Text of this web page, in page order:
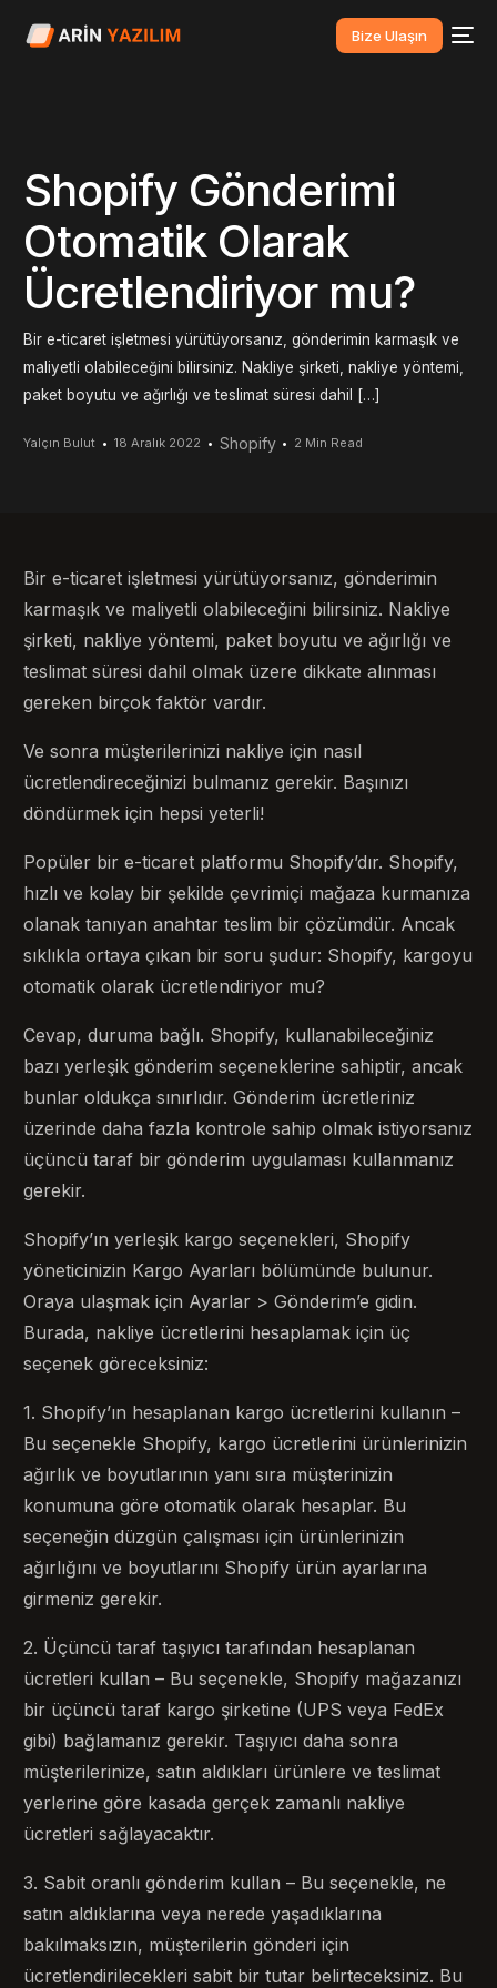
Bize Ulaşın
Shopify Gönderimi
Otomatik Olarak
Ücretlendiriyor mu?
Bir e-ticaret işletmesi yürütüyorsanız, gönderimin karmaşık ve
maliyetli olabileceğini bilirsiniz. Nakliye şirketi, nakliye yöntemi,
paket boyutu ve ağırlığı ve teslimat süresi dahil […]
Yalçın Bulut 18 Aralık 2022 Shopify 2 Min Read
Bir e-ticaret işletmesi yürütüyorsanız, gönderimin
karmaşık ve maliyetli olabileceğini bilirsiniz. Nakliye
şirketi, nakliye yöntemi, paket boyutu ve ağırlığı ve
teslimat süresi dahil olmak üzere dikkate alınması
gereken birçok faktör vardır.
Ve sonra müşterilerinizi nakliye için nasıl
ücretlendireceğinizi bulmanız gerekir. Başınızı
döndürmek için hepsi yeterli!
Popüler bir e-ticaret platformu Shopify’dır. Shopify,
hızlı ve kolay bir şekilde çevrimiçi mağaza kurmanıza
olanak tanıyan anahtar teslim bir çözümdür. Ancak
sıklıkla ortaya çıkan bir soru şudur: Shopify, kargoyu
otomatik olarak ücretlendiriyor mu?
Cevap, duruma bağlı. Shopify, kullanabileceğiniz
bazı yerleşik gönderim seçeneklerine sahiptir, ancak
bunlar oldukça sınırlıdır. Gönderim ücretleriniz
üzerinde daha fazla kontrole sahip olmak istiyorsanız
üçüncü taraf bir gönderim uygulaması kullanmanız
gerekir.
Shopify’ın yerleşik kargo seçenekleri, Shopify
yöneticinizin Kargo Ayarları bölümünde bulunur.
Oraya ulaşmak için Ayarlar > Gönderim’e gidin.
Burada, nakliye ücretlerini hesaplamak için üç
seçenek göreceksiniz:
1. Shopify’ın hesaplanan kargo ücretlerini kullanın –
Bu seçenekle Shopify, kargo ücretlerini ürünlerinizin
ağırlık ve boyutlarının yanı sıra müşterinizin
konumuna göre otomatik olarak hesaplar. Bu
seçeneğin düzgün çalışması için ürünlerinizin
ağırlığını ve boyutlarını Shopify ürün ayarlarına
girmeniz gerekir.
2. Üçüncü taraf taşıyıcı tarafından hesaplanan
ücretleri kullan – Bu seçenekle, Shopify mağazanızı
bir üçüncü taraf kargo şirketine (UPS veya FedEx
gibi) bağlamanız gerekir. Taşıyıcı daha sonra
müşterilerinize, satın aldıkları ürünlere ve teslimat
yerlerine göre kasada gerçek zamanlı nakliye
ücretleri sağlayacaktır.
3. Sabit oranlı gönderim kullan – Bu seçenekle, ne
satın aldıklarına veya nerede yaşadıklarına
bakılmaksızın, müşterilerin gönderi için
ücretlendirilecekleri sabit bir tutar belirteceksiniz. Bu